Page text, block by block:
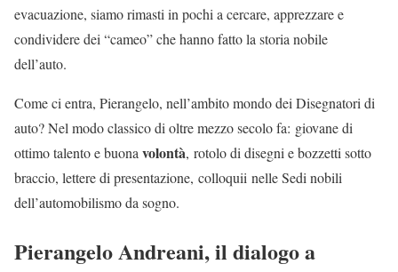
evacuazione, siamo rimasti in pochi a cercare, apprezzare e
condividere dei “cameo” che hanno fatto la storia nobile
dell’auto.
Come ci entra, Pierangelo, nell’ambito mondo dei Disegnatori di
auto? Nel modo classico di oltre mezzo secolo fa: giovane di
ottimo talento e buonavolontà, rotolo di disegni e bozzetti sotto
braccio, lettere di presentazione, colloquii nelle Sedi nobili
dell’automobilismo da sogno.
Pierangelo Andreani, il dialogo a